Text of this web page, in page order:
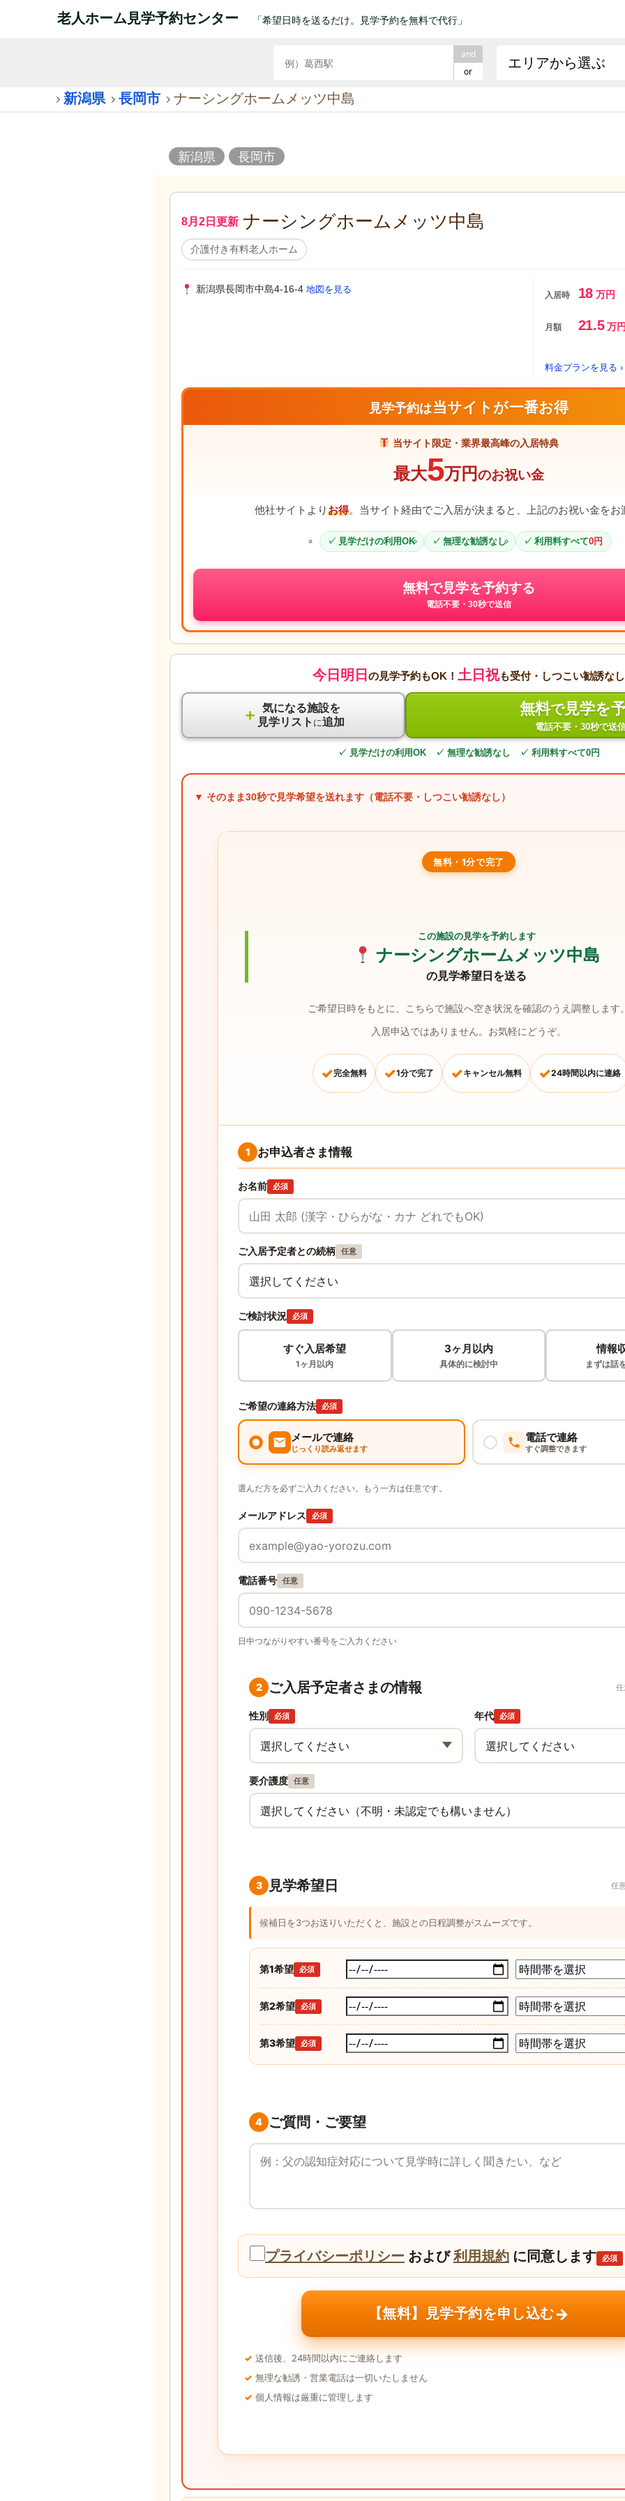
老人ホーム見学予約センター 「希望日時を送るだけ。見学予約を無料で代行」
and
or
エリアから選ぶ
新潟県
長岡市 ナーシングホームメッツ中島
新潟県 長岡市
8月2日更新 ナーシングホームメッツ中島
介護付き有料老人ホーム
新潟県長岡市中島4-16-4地図を見る
入居時 18 万円
月額 21.5万
料金プランを見る ›
見学予約は 当サイトが一番お得
当サイト限定・業界最高峰の入居特典
最大5万円のお祝い金
他社サイトよりお得。当サイト経由でご入居が決まると、上記のお祝い金をお
見学だけの利用OK 無理な勧誘なし 利用料すべて0円
無料で見学を予約する
電話不要・30秒で送信
今日明日 の見学予約もOK！ 土日祝も受付・しつこい勧誘なし
＋
気になる施設を
見学リスト に追加
無料で見学を
電話不要・30秒で送
✓ 見学だけの利用OK ✓ 無理な勧誘なし ✓ 利用料すべて0円
▼ そのまま30秒で見学希望を送れます（電話不要・しつこい勧誘なし）
無料・1分で完了
この施設の見学を予約します
ナーシングホームメッツ中島
の見学希望日を送る
ご希望日時をもとに、こちらで施設へ空き状況を確認のうえ調整します
入居申込ではありません。お気軽にどうぞ。
✓完全無料 ✓1分で完了 ✓キャンセル無料 ✓24時間以内に連絡
1 お申込者さま情報
お名前 必須
ご入居予定者との続柄 任意
ご検討状況 必須
すぐ入居希望
1ヶ月以内
3ヶ月以内
具体的に検討中
情報
まずは話
ご希望の連絡方法 必須
メールで連絡
じっくり読み返せます
電話で連絡
すぐ調整できます
選んだ方を必ずご入力ください。もう一方は任意です。
メールアドレス 必須
電話番号 任意
日中つながりやすい番号をご入力ください
2 ご入居予定者さまの情報
性別 必須 年代 必須
要介護度 任意
3 見学希望日 任
候補日を3つお送りいただくと、施設との日程調整がスムーズです。
第1希望 必須
第2希望 必須
第3希望 必須
4 ご質問・ご要望
ご質問・ご要望
プライバシーポリシー および利用規約 に同意します 必須
【無料】見学予約を申し込む→
送信後、24時間以内にご連絡します
無理な勧誘・営業電話は一切いたしません
個人情報は厳重に管理します